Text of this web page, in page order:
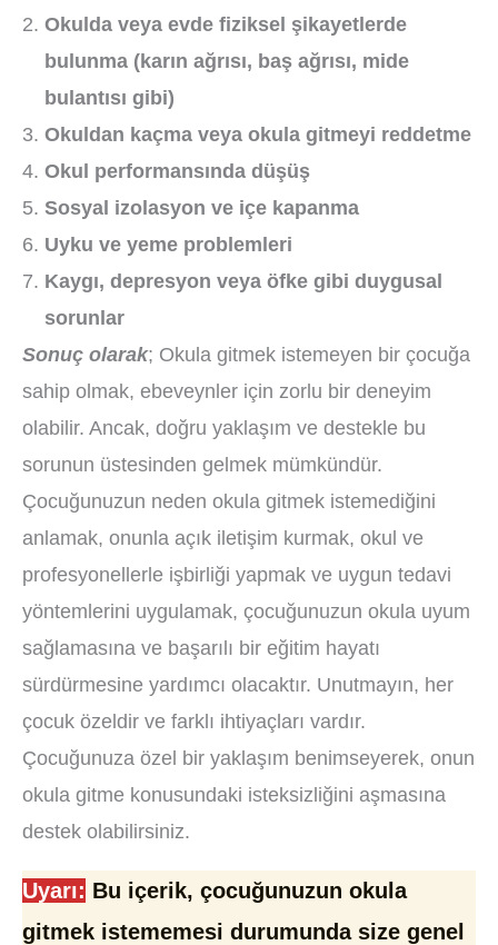
Okulda veya evde fiziksel şikayetlerde
bulunma (karın ağrısı, baş ağrısı, mide
bulantısı gibi)
Okuldan kaçma veya okula gitmeyi reddetme
Okul performansında düşüş
Sosyal izolasyon ve içe kapanma
Uyku ve yeme problemleri
Kaygı, depresyon veya öfke gibi duygusal
sorunlar
Sonuç olarak; Okula gitmek istemeyen bir çocuğa
sahip olmak, ebeveynler için zorlu bir deneyim
olabilir. Ancak, doğru yaklaşım ve destekle bu
sorunun üstesinden gelmek mümkündür.
Çocuğunuzun neden okula gitmek istemediğini
anlamak, onunla açık iletişim kurmak, okul ve
profesyonellerle işbirliği yapmak ve uygun tedavi
yöntemlerini uygulamak, çocuğunuzun okula uyum
sağlamasına ve başarılı bir eğitim hayatı
sürdürmesine yardımcı olacaktır. Unutmayın, her
çocuk özeldir ve farklı ihtiyaçları vardır.
Çocuğunuza özel bir yaklaşım benimseyerek, onun
okula gitme konusundaki isteksizliğini aşmasına
destek olabilirsiniz.
Uyarı: Bu içerik, çocuğunuzun okula
gitmek istememesi durumunda size genel